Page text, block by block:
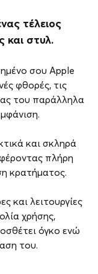
τέλειος
και στυλ.
σου Apple
φθορές, τις
του παράλληλα
και σκληρά
πλήρη
κρατήματος.
και λειτουργίες
χρήσης,
όγκο ενώ
του.